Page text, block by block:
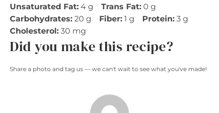
Unsaturated Fat: 4 g Trans Fat: 0 g
Carbohydrates: 20 g Fiber: 1 g Protein: 3 g
Cholesterol: 30 mg
Did you make this recipe?
Share a photo and tag us — we can't wait to see what you've made!